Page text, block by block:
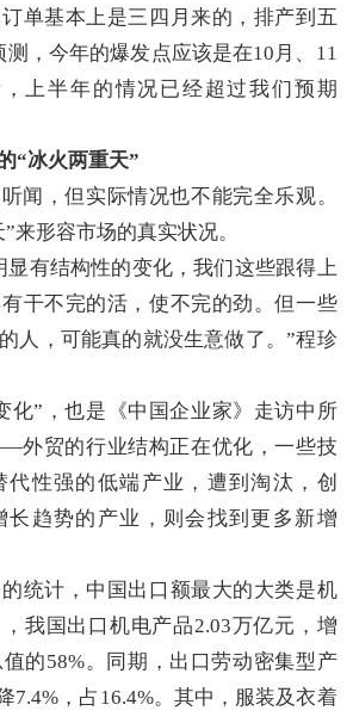
单基本上是三四月来的，排产到五
测，今年的爆发点应该是在10月、11
上半年的情况已经超过我们预期
“冰火两重天”
，但实际情况也不能完全乐观。
来形容市场的真实状况。
有结构性的变化，我们这些跟得上
干不完的活，使不完的劲。但一些
人，可能真的就没生意做了。”程珍
”，也是《中国企业家》走访中所
外贸的行业结构正在优化，一些技
代性强的低端产业，遭到淘汰，创
长趋势的产业，则会找到更多新增
计，中国出口额最大的大类是机
我国出口机电产品2.03万亿元，增
的58%。同期，出口劳动密集型产
7.4%，占16.4%。其中，服装及衣着